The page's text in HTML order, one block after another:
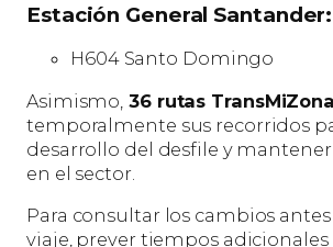
Estación General Santander:
H604 Santo Domingo
Asimismo, 36 rutas
temporalmente sus recorridos
desarrollo del desfile y
en el sector.
Para consultar los cambios
viaje, prever tiempos adicionales